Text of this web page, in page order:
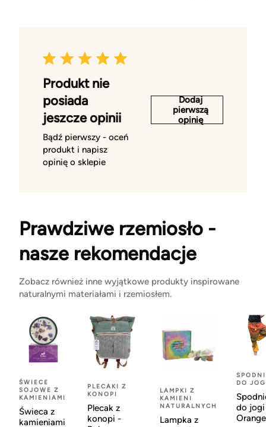
Produkt nie
posiada
jeszcze opinii
Bądź pierwszy - oceń
produkt i napisz
opinię o sklepie
Dodaj
pierwszą
opinię
Prawdziwe rzemiosło -
nasze rekomendacje
Zobacz również inne wyjątkowe produkty inspirowane
naturalnymi materiałami i rzemiosłem.
ŚWIECE
SOJOWE Z
KAMIENIAMI
Świeca z
kamieniami
PLECAKI Z
KONOPI
Plecak z
konopi -
LAMPKI Z
KAMIENI
NATURALNYCH
Lampka z
DO
do
Orange